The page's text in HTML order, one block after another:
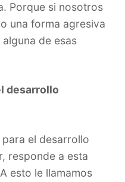
Porque si nosotros
una forma agresiva
de esas
desarrollo
el desarrollo
responde a esta
esto le llamamos